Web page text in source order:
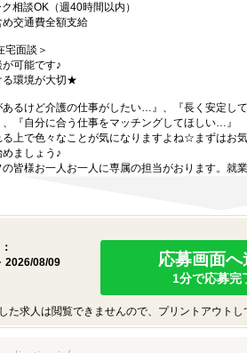
相談OK（週40時間以内）
交通費全額支給
宅面談＞
可能です♪
環境が大切★
あるけど介護の仕事がしたい…』、『長く安定
『自分に合う仕事をマッチングしてほしい…』
る上で色々なことが気になりますよね☆まずはお
ましょう♪
皆様お一人お一人に専属の担当がおります。就
2026/08/09
応募画面へ
1分で応募完
た求人は閲覧できませんので、プリントアウトし